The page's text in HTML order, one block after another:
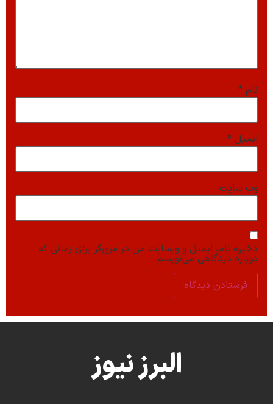
نام *
ایمیل *
وب‌ سایت
ذخیره نام، ایمیل و وبسایت من در مرورگر برای زمانی که
دوباره دیدگاهی می‌نویسم.
البرز نیوز